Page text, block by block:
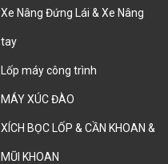
Xe Nâng Đứng Lái & Xe Nâng
tay
Lốp máy công trình
MÁY XÚC ĐÀO
XÍCH BỌC LỐP & CẦN KHOAN &
MŨI KHOAN